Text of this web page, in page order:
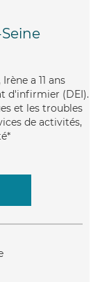
a 11 ans
d'infirmier (DEI).
et les troubles
de activités,